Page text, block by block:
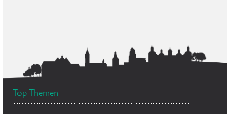
Top Themen